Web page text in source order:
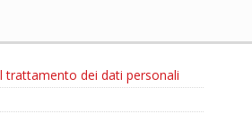
trattamento dei dati personali